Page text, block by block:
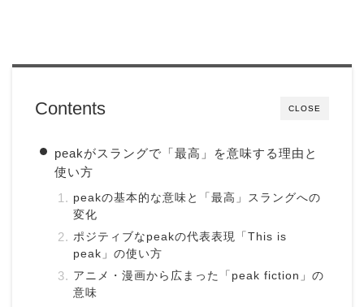
CLOSE
Contents
peakがスラングで「最高」を意味する理由と
使い方
peakの基本的な意味と「最高」スラングへの
変化
ポジティブなpeakの代表表現「This is
peak」の使い方
アニメ・漫画から広まった「peak fiction」の
意味